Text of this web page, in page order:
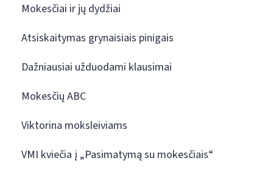
Mokesčiai ir jų dydžiai
Atsiskaitymas grynaisiais pinigais
Dažniausiai užduodami klausimai
Mokesčių ABC
Viktorina moksleiviams
VMI kviečia į „Pasimatymą su mokesčiais“